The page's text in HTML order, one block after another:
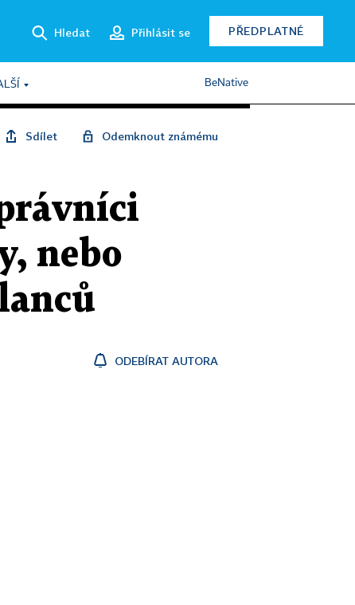
Hledat Přihlásit se PŘEDPLATNÉ
BeNative
Sdílet Odemknout známému
nebo
ODEBÍRAT AUTORA